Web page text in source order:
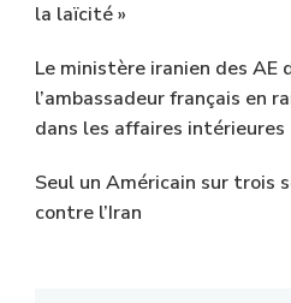
la laïcité »
Le ministère iranien des AE
l’ambassadeur français en
dans les affaires intérieures
Seul un Américain sur trois
contre l’Iran